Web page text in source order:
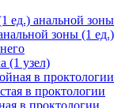
ед.) анальной зоны
зоны (1 ед.)
(1 узел)
в проктологии
в проктологии
в проктологии